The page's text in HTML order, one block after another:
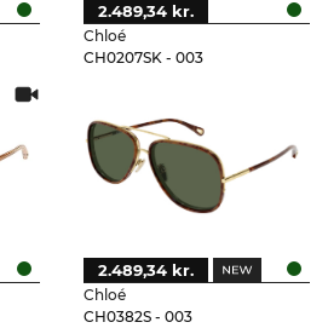
Chloé
CH0207SK - 003
2.489,34 kr.
Chloé
CH0382S - 003
2.489,34 kr.